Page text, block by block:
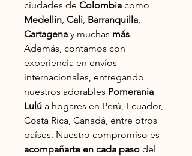
ciudades de Colombia como
Medellín, Cali, Barranquilla,
Cartagena y muchas más.
Además, contamos con
experiencia en envíos
internacionales, entregando
nuestros adorables Pomerania
Lulú a hogares en Perú, Ecuador,
Costa Rica, Canadá, entre otros
países. Nuestro compromiso es
acompañarte en cada paso del